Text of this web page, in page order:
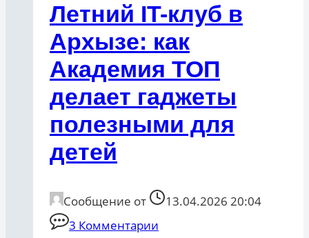
Летний IT-клуб в
Архызе: как
Академия ТОП
делает гаджеты
полезными для
детей
Сообщение от
13.04.2026 20:04
3 Комментарии